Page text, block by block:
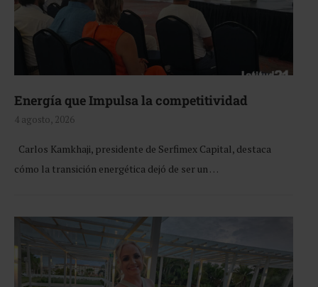
Energía que Impulsa la competitividad
4 agosto, 2026
Carlos Kamkhaji, presidente de Serfimex Capital, destaca
cómo la transición energética dejó de ser un …